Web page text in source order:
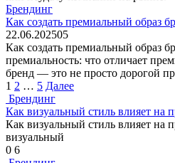
Брендинг
Как создать премиальный образ
22.06.202505
Как создать премиальный образ
премиальность: что отличает
бренд — это не просто дорогой
Пагинация
записей
1 2 … 5 Далее
Брендинг
Как визуальный стиль влияет на
Как визуальный стиль влияет на
визуальный
0 6